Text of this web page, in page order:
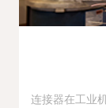
连接器在工业